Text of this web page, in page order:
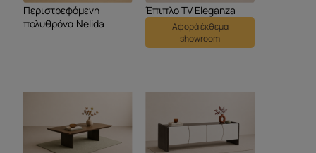
Περιστρεφόμενη
πολυθρόνα Nelida
Έπιπλο ΤV Eleganza
Αφορά έκθεμα
showroom